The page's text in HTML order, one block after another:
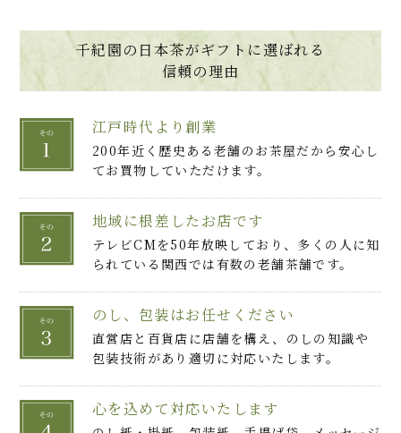
千紀園の日本茶がギフトに選ばれる
信頼の理由
江戸時代より創業
200年近く歴史ある老舗のお茶屋だから安心し
てお買物していただけます。
地域に根差したお店です
テレビCMを50年放映しており、多くの人に知
られている関西では有数の老舗茶舗です。
のし、包装はお任せください
直営店と百貨店に店舗を構え、のしの知識や
包装技術があり適切に対応いたします。
心を込めて対応いたします